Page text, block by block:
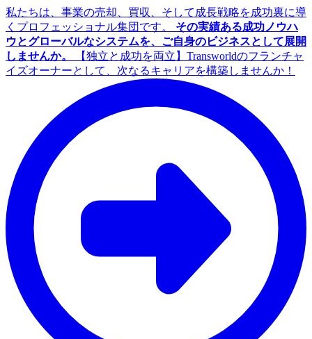
私たちは、事業の売却、買収、そして成長戦略を成功裏に導
くプロフェッショナル集団です。 その実績ある成功ノウハ
ウとグローバルなシステムを、ご自身のビジネスとして展開
しませんか。
【独立と成功を両立】Transworldのフランチャ
イズオーナーとして、次なるキャリアを構築しませんか！